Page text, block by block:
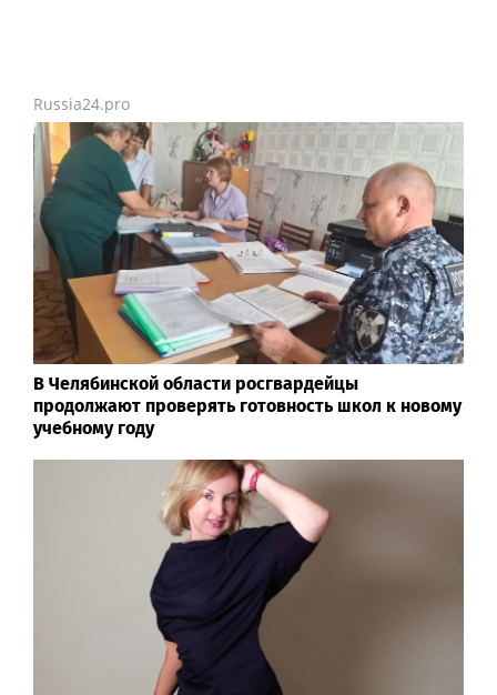
Russia24.pro
В Челябинской области росгвардейцы
продолжают проверять готовность школ к новому
учебному году